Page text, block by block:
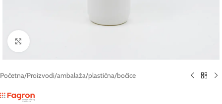
Početna/Proizvodi/ambalaža/plastična/bočice